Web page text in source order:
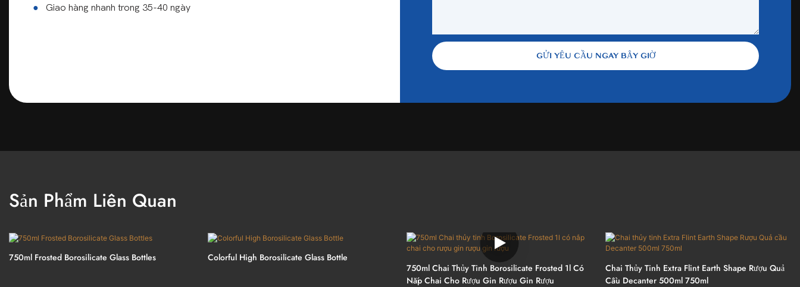
●
Giao hàng nhanh trong 35-40 ngày
GỬI YÊU CẦU NGAY BÂY GIỜ
Sản Phẩm Liên Quan
750ml Frosted Borosilicate Glass Bottles
Colorful High Borosilicate Glass Bottle
750ml Chai Thủy Tinh Borosilicate Frosted 1l Có
Nắp Chai Cho Rượu Gin Rượu Gin Rượu
Chai Thủy Tinh Extra Flint Earth Shape Rượu Quả
Cầu Decanter 500ml 750ml